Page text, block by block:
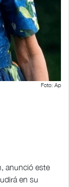
Foto: Ap
anunció este
en su